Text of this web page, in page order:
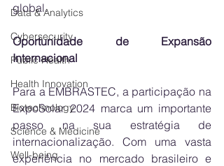
Data & Analytics
Cybersecurity
Public Health
Health Innovation
Biotechnology
Science & Medicine
Well-being
global.
Oportunidade de Expansão
Internacional
Para a EMBRASTEC, a participação na
ExpoSolar 2024 marca um importante
passo na sua estratégia de
internacionalização. Com uma vasta
experiência no mercado brasileiro e